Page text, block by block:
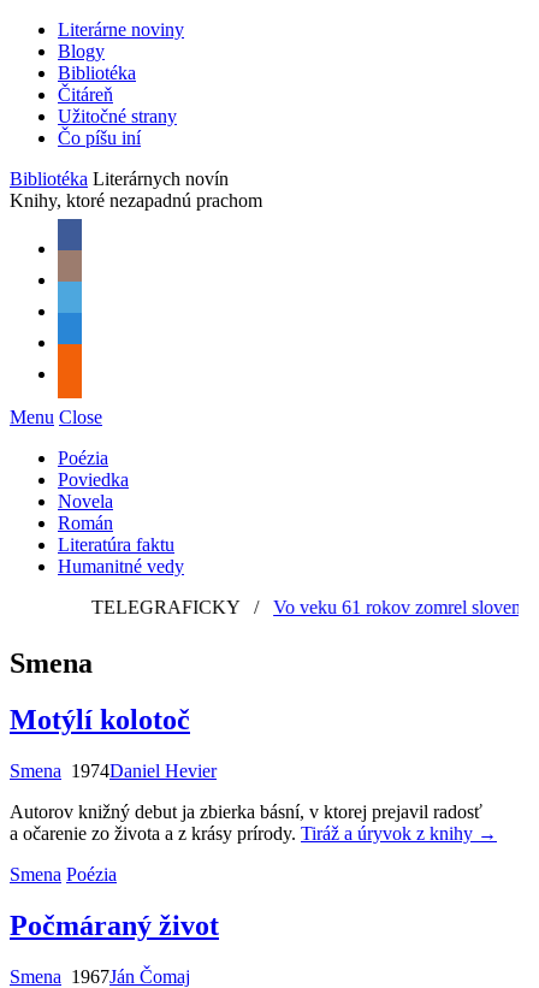
Literárne noviny
Blogy
Bibliotéka
Čitáreň
Užitočné strany
Čo píšu iní
Bibliotéka Literárnych novín
Knihy, ktoré nezapadnú prachom
Menu Close
Poézia
Poviedka
Novela
Román
Literatúra faktu
Humanitné vedy
TELEGRAFICKY/Vo veku 61 rokov zomrel
Smena
Motýlí kolotoč
Smena 1974Daniel Hevier
Autorov knižný debut ja zbierka básní, v ktorej prejavil radosť
a očarenie zo života a z krásy prírody. Tiráž a úryvok z knihy →
Smena Poézia
Počmáraný život
Smena 1967Ján Čomaj